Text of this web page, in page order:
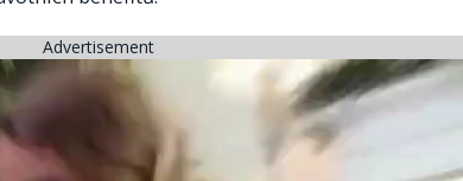
Advertisement